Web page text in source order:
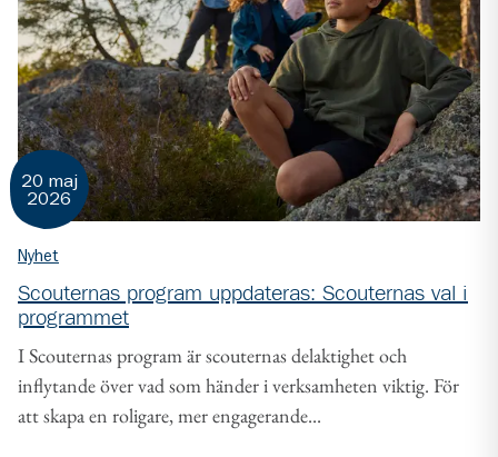
20 maj
2026
Nyhet
Scouternas program uppdateras: Scouternas val i
programmet
I Scouternas program är scouternas delaktighet och
inflytande över vad som händer i verksamheten viktig. För
att skapa en roligare, mer engagerande...